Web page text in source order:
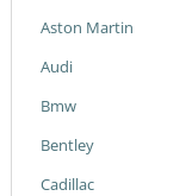
Aston Martin
Audi
Bmw
Bentley
Cadillac